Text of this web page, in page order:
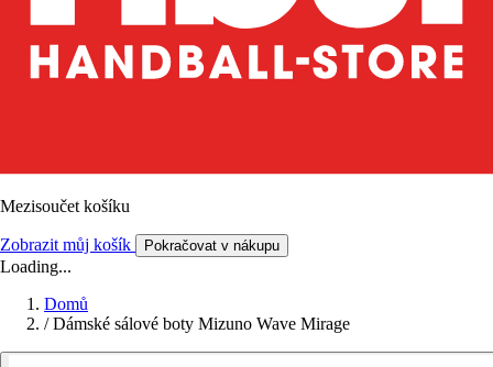
Mezisoučet košíku
Zobrazit můj košík Pokračovat v nákupu
Loading...
Domů
/ Dámské sálové boty Mizuno Wave Mirage